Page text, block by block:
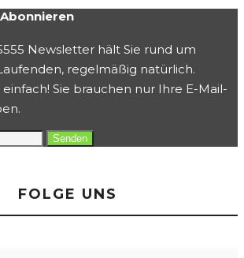
Newsletter hält Sie rund um
regelmäßig natürlich.
Sie brauchen nur Ihre E-Mail-
FOLGE UNS